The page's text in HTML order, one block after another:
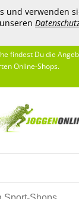
und verwenden
findest Du die
Online-Shops.